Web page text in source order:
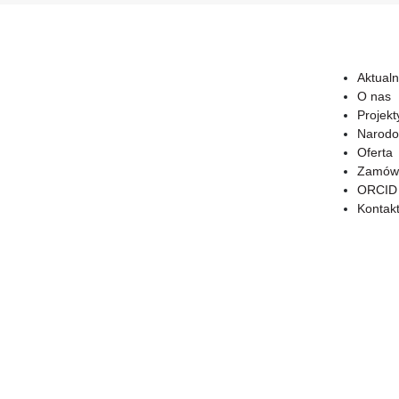
O nas
Oferta
ORCID